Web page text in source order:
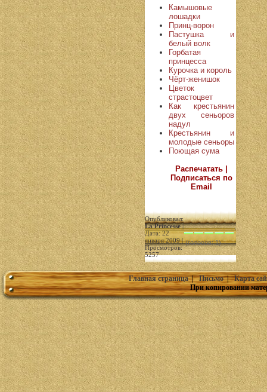
Камышовые
лошадки
Принц-ворон
Пастушка и
белый волк
Горбатая
принцесса
Курочка и король
Чёрт-женишок
Цветок
страстоцвет
Как крестьянин
двух сеньоров
надул
Крестьянин и
молодые сеньоры
Поющая сума
Распечатать |
Подписаться по
Email
Опубликовал:
La Princesse|
Дата: 22
января 2009 |
Просмотров:
5257
(голосов: 1)
Главная страница|Письмо|Карта
При копировании